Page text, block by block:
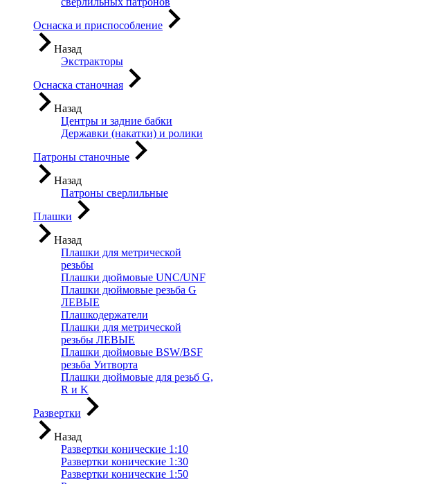
Оснаска и приспособление
Назад
Экстракторы
Оснаска станочная
Назад
Центры и задние бабки
Державки (накатки) и ролики
Патроны станочные
Назад
Патроны сверлильные
Плашки
Назад
Плашки для метрической
резьбы
Плашки дюймовые UNC/UNF
Плашки дюймовые резьба G
ЛЕВЫЕ
Плашкодержатели
Плашки для метрической
резьбы ЛЕВЫЕ
Плашки дюймовые BSW/BSF
резьба Уитворта
Плашки дюймовые для резьб G,
R и K
Развертки
Назад
Развертки конические 1:10
Развертки конические 1:30
Развертки конические 1:50